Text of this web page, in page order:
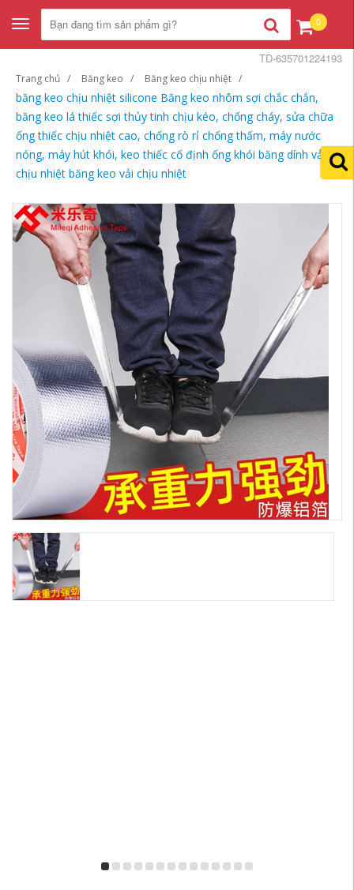
Toggle
navigation
0
Trang chủ Băng keo Băng keo chịu nhiệt
băng keo chịu nhiệt silicone Băng keo nhôm sợi chắc chắn,
băng keo lá thiếc sợi thủy tinh chịu kéo, chống cháy, sửa chữa
ống thiếc chịu nhiệt cao, chống rò rỉ chống thấm, máy nước
nóng, máy hút khói, keo thiếc cố định ống khói băng dính vải
chịu nhiệt băng keo vải chịu nhiệt
TD-635701224193